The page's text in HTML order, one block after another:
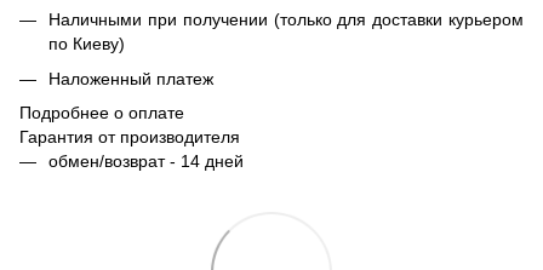
Наличными при получении (только для доставки курьером
по Киеву)
Наложенный платеж
Подробнее о оплате
Гарантия от производителя
обмен/возврат - 14 дней